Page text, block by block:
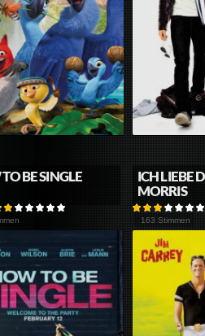
BE SINGLE
ICH LIEBE
MORRIS
163 Stimmen